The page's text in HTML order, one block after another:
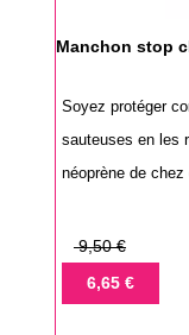
Manchon stop
Soyez protéger
sauteuses en les
néoprène de
Prix
base
9,50 €
Prix6,65 €